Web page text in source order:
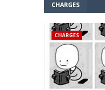
CHARGES
CHARGES